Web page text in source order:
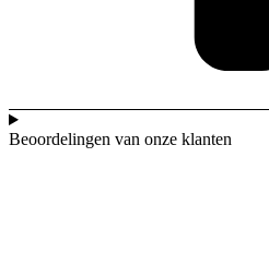
Beoordelingen van onze klanten